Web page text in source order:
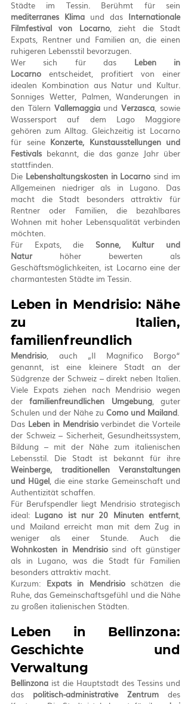
mediterranes Klima und das Internationale
Filmfestival von Locarno, zieht die Stadt
Expats, Rentner und Familien an, die einen
ruhigeren Lebensstil bevorzugen.
Wer sich für das Leben in
Locarno entscheidet, profitiert von einer
idealen Kombination aus Natur und Kultur.
Sonniges Wetter, Palmen, Wanderungen in
den Tälern Vallemaggia und Verzasca, sowie
Wassersport auf dem Lago Maggiore
gehören zum Alltag. Gleichzeitig ist Locarno
für seine Konzerte, Kunstausstellungen und
Festivals bekannt, die das ganze Jahr über
stattfinden.
Die Lebenshaltungskosten in Locarno sind im
Allgemeinen niedriger als in Lugano. Das
macht die Stadt besonders attraktiv für
Rentner oder Familien, die bezahlbares
Wohnen mit hoher Lebensqualität verbinden
möchten.
Für Expats, die Sonne, Kultur und
Natur höher bewerten als
Geschäftsmöglichkeiten, ist Locarno eine der
charmantesten Städte im Tessin.
Leben in Mendrisio: Nähe
zu Italien,
familienfreundlich
Mendrisio, auch „Il Magnifico Borgo“
genannt, ist eine kleinere Stadt an der
Südgrenze der Schweiz – direkt neben Italien.
Viele Expats ziehen nach Mendrisio wegen
der familienfreundlichen Umgebung, guter
Schulen und der Nähe zu Como und Mailand.
Das Leben in Mendrisio verbindet die Vorteile
der Schweiz – Sicherheit, Gesundheitssystem,
Bildung – mit der Nähe zum italienischen
Weinberge, traditionellen Veranstaltungen
und Hügel, die eine starke Gemeinschaft und
Authentizität schaffen.
Für Berufspendler liegt Mendrisio strategisch
ideal: Lugano ist nur 20 Minuten entfernt,
und Mailand erreicht man mit dem Zug in
Wohnkosten in Mendrisio sind oft günstiger
als in Lugano, was die Stadt für Familien
besonders attraktiv macht.
Kurzum: Expats in Mendrisio schätzen die
Ruhe, das Gemeinschaftsgefühl und die Nähe
zu großen italienischen Städten.
Leben in Bellinzona:
Geschichte und
Verwaltung
Bellinzona ist die Hauptstadt des Tessins und
das politisch-administrative Zentrum des